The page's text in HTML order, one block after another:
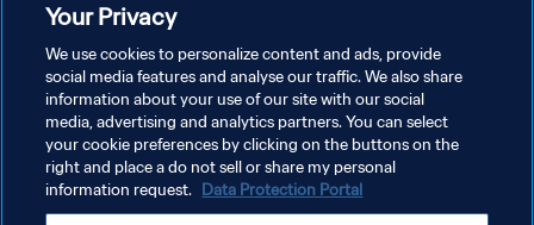
남미(CONMEBOL) 예선에 관한 모든
정보
브라질행 티켓을 노리는 남미 팀들의 예선 진행 방식 알아보기
더 보기
Your Privacy
We use cookies to personalize content and ads, provide
social media features and analyse our traffic. We also share
information about your use of our site with our social
media, advertising and analytics partners. You can select
your cookie preferences by clicking on the buttons on the
right and place a do not sell or share my personal
information request. Data Protection Portal